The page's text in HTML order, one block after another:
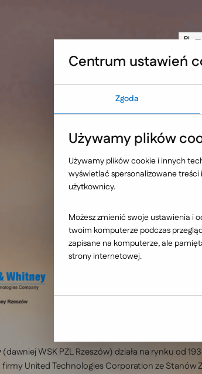
Ideo Group Facebook LinkedIn
PL
EN
NO
wybrane realizacje
& Whitney -
aplikacje
(dawniej WSK PZL Rzeszów) działa na rynku od
United Technologies Corporation ze
Centrum ustawień
Zgoda
Używamy plików
Używamy plików cookie i innych
wyświetlać spersonalizowane
użytkownicy.
Możesz zmienić swoje ustawienia i
twoim komputerze podczas
zapisane na komputerze, ale
strony internetowej.